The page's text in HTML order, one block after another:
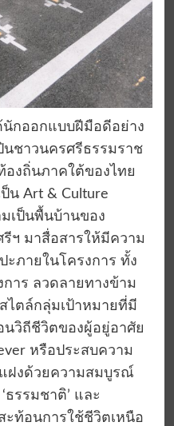
นักออกแบบฝีมือดีอย่าง
ชาวนครศรีธรรมราช
งถิ่นภาคใต้ของไทย
น Art & Culture
มเป็นพื้นบ้านของ
ฯ มาสื่อสารให้มีความ
ภายในโครงการ ทั้ง
การ ลวดลายทางข้าม
ไตล์กลุ่มเป้าหมายที่มี
นวิถีชีวิตของผู้อยู่อาศัย
หรือประสบความ
แฝงด้วยความสมบูรณ์
รรมชาติ’ และ
ะท้อนการใช้ชีวิตเหนือ